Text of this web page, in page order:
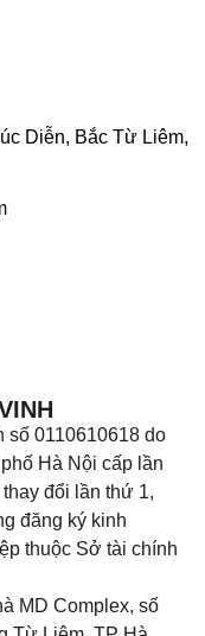
Diễn, Bắc Từ Liêm,
số 0110610618 do
Hà Nội cấp lần
đổi lần thứ 1,
đăng ký kinh
thuộc Sở tài chính
MD Complex, số